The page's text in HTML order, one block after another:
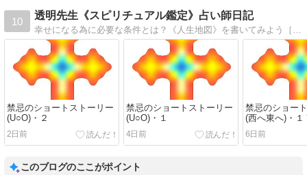
10
透明先生《スピリチュアル鑑定》占い師日記
禁忌のショートストーリー
(U○O)・２
2日前
禁忌のショートストーリー
(U○O)・１
4日前
禁忌のショー
(西へ東へ)・１
6日前
このブログのここがポイント